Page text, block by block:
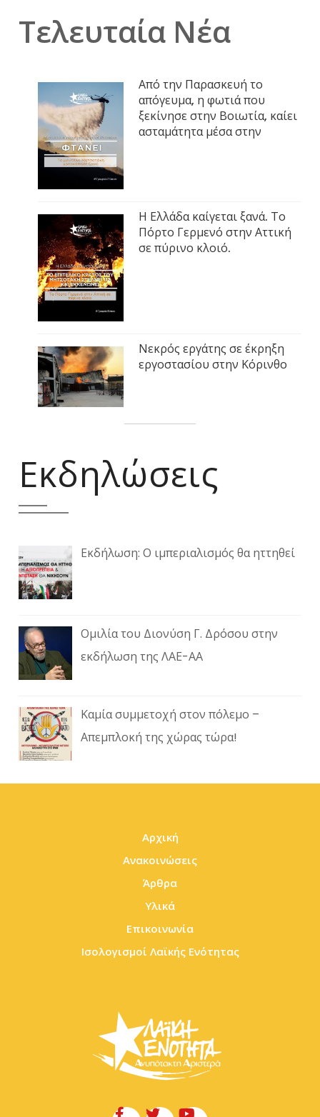
Τελευταία Νέα
Από την Παρασκευή το
απόγευμα, η φωτιά που
ξεκίνησε στην Βοιωτία, καίει
ασταμάτητα μέσα στην
Η Ελλάδα καίγεται ξανά. Το
Πόρτο Γερμενό στην Αττική
σε πύρινο κλοιό.
Νεκρός εργάτης σε έκρηξη
εργοστασίου στην Κόρινθο
Εκδηλώσεις
Εκδήλωση: Ο ιμπεριαλισμός θα ηττηθεί
Ομιλία του Διονύση Γ. Δρόσου στην
εκδήλωση της ΛΑΕ-ΑΑ
Καμία συμμετοχή στον πόλεμο –
Απεμπλοκή της χώρας τώρα!
Αρχική
Ανακοινώσεις
Άρθρα
Υλικά
Επικοινωνία
Ισολογισμοί Λαϊκής Ενότητας